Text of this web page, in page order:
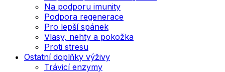
Na podporu imunity
Podpora regenerace
Pro lepší spánek
Vlasy, nehty a pokožka
Proti stresu
Ostatní doplňky výživy
Trávicí enzymy